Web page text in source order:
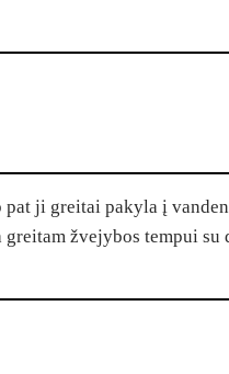
ji greitai pakyla į
žvejybos tempui su